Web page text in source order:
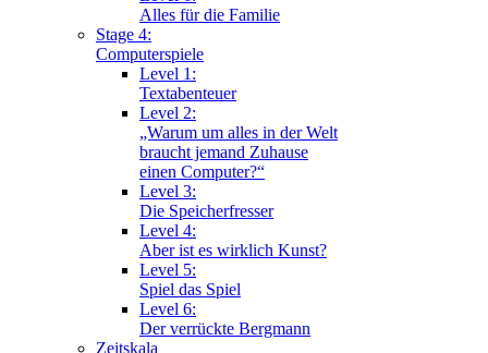
Alles für die Familie
Stage 4:
Computerspiele
Level 1:
Textabenteuer
Level 2:
„Warum um alles in der Welt
braucht jemand Zuhause
einen Computer?“
Level 3:
Die Speicherfresser
Level 4:
Aber ist es wirklich Kunst?
Level 5:
Spiel das Spiel
Level 6:
Der verrückte Bergmann
Zeitskala